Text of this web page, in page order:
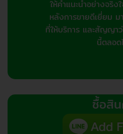
ให้คำแนะนำอย่างจริง
หลังการขายดีเยี่ยม
ที่ให้บริการ และสัญญา
นี้ตลอด
ซื้อสิ